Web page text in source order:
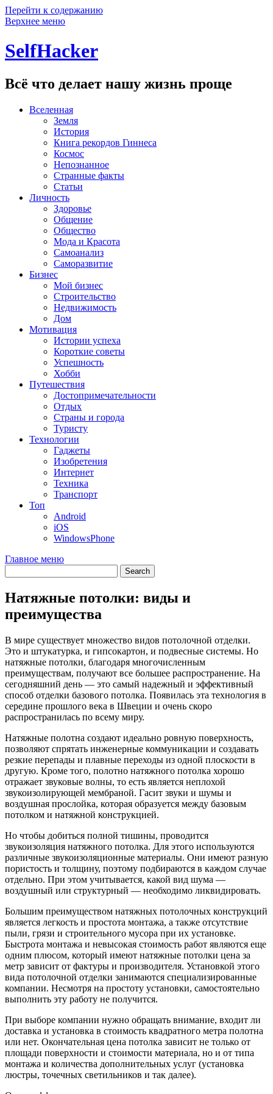
Перейти к содержанию
Верхнее меню
SelfHacker
Всё что делает нашу жизнь проще
Вселенная
Земля
История
Книга рекордов Гиннеса
Космос
Непознанное
Странные факты
Статьи
Личность
Здоровье
Общение
Общество
Мода и Красота
Самоанализ
Саморазвитие
Бизнес
Мой бизнес
Строительство
Недвижимость
Дом
Мотивация
Истории успеха
Короткие советы
Успешность
Хобби
Путешествия
Достопримечательности
Отдых
Страны и города
Туристу
Технологии
Гаджеты
Изобретения
Интернет
Техника
Транспорт
Топ
Android
iOS
WindowsPhone
Главное меню
Натяжные потолки: виды и
преимущества
В мире существует множество видов потолочной отделки.
Это и штукатурка, и гипсокартон, и подвесные системы. Но
натяжные потолки, благодаря многочисленным
преимуществам, получают все большее распространение. На
сегодняшний день — это самый надежный и эффективный
способ отделки базового потолка. Появилась эта технология в
середине прошлого века в Швеции и очень скоро
распространилась по всему миру.
Натяжные полотна создают идеально ровную поверхность,
позволяют спрятать инженерные коммуникации и создавать
резкие перепады и плавные переходы из одной плоскости в
другую. Кроме того, полотно натяжного потолка хорошо
отражает звуковые волны, то есть является неплохой
звукоизолирующей мембраной. Гасит звуки и шумы и
воздушная прослойка, которая образуется между базовым
потолком и натяжной конструкцией.
Но чтобы добиться полной тишины, проводится
звукоизоляция натяжного потолка. Для этого используются
различные звукоизоляционные материалы. Они имеют разную
пористость и толщину, поэтому подбираются в каждом случае
отдельно. При этом учитывается, какой вид шума —
воздушный или структурный — необходимо ликвидировать.
Большим преимуществом натяжных потолочных конструкций
является легкость и простота монтажа, а также отсутствие
пыли, грязи и строительного мусора при их установке.
Быстрота монтажа и невысокая стоимость работ являются еще
одним плюсом, который имеют натяжные потолки цена за
метр зависит от фактуры и производителя. Установкой этого
вида потолочной отделки занимаются специализированные
компании. Несмотря на простоту установки, самостоятельно
выполнить эту работу не получится.
При выборе компании нужно обращать внимание, входит ли
доставка и установка в стоимость квадратного метра полотна
или нет. Окончательная цена потолка зависит не только от
площади поверхности и стоимости материала, но и от типа
монтажа и количества дополнительных услуг (установка
люстры, точечных светильников и так далее).